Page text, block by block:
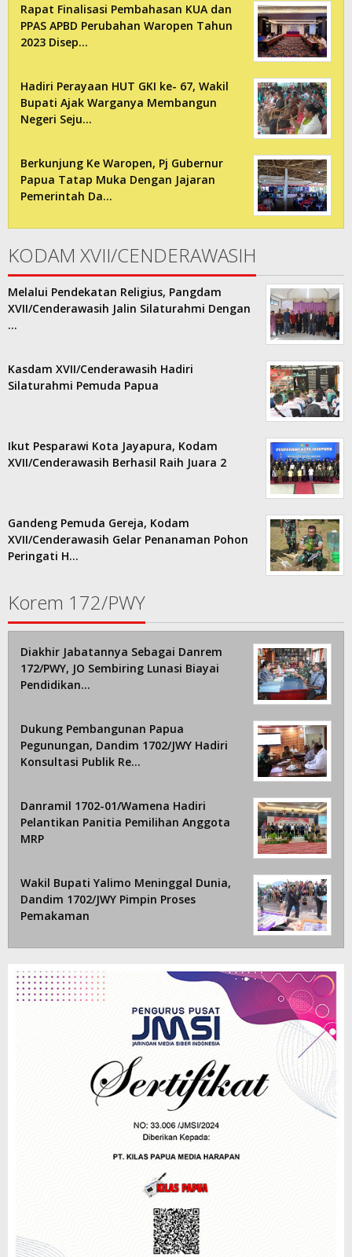
Rapat Finalisasi Pembahasan KUA dan
PPAS APBD Perubahan Waropen Tahun
2023 Disep…
Hadiri Perayaan HUT GKI ke- 67, Wakil
Bupati Ajak Warganya Membangun
Negeri Seju…
Berkunjung Ke Waropen, Pj Gubernur
Papua Tatap Muka Dengan Jajaran
Pemerintah Da…
KODAM XVII/CENDERAWASIH
Melalui Pendekatan Religius, Pangdam
XVII/Cenderawasih Jalin Silaturahmi Dengan
…
Kasdam XVII/Cenderawasih Hadiri
Silaturahmi Pemuda Papua
Ikut Pesparawi Kota Jayapura, Kodam
XVII/Cenderawasih Berhasil Raih Juara 2
Gandeng Pemuda Gereja, Kodam
XVII/Cenderawasih Gelar Penanaman Pohon
Peringati H…
Korem 172/PWY
Diakhir Jabatannya Sebagai Danrem
172/PWY, JO Sembiring Lunasi Biayai
Pendidikan…
Dukung Pembangunan Papua
Pegunungan, Dandim 1702/JWY Hadiri
Konsultasi Publik Re…
Danramil 1702-01/Wamena Hadiri
Pelantikan Panitia Pemilihan Anggota
MRP
Wakil Bupati Yalimo Meninggal Dunia,
Dandim 1702/JWY Pimpin Proses
Pemakaman